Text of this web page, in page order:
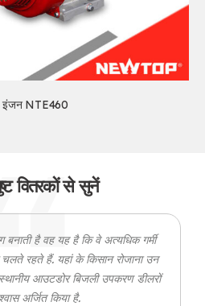
इंजन NTE460
वितरकों से सुनें
बनाती है वह यह है कि वे अत्यधिक गर्मी
रहते हैं. यहां के किसान रोजाना उन
आउटडोर बिजली उपकरण डीलरों
अर्जित किया है.